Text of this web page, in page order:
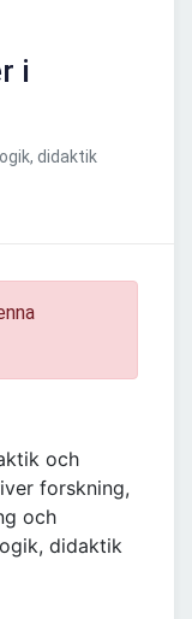
i
didaktik
och
forskning,
och
didaktik